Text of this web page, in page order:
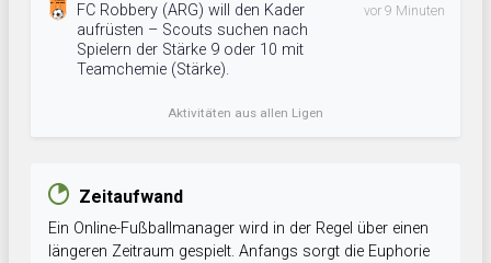
FC Robbery (ARG) will den Kader
aufrüsten – Scouts suchen nach
Spielern der Stärke 9 oder 10 mit
Teamchemie (Stärke).
vor 9 Minuten
Aktivitäten aus allen Ligen
Zeitaufwand
Ein Online-Fußballmanager wird in der Regel über einen
längeren Zeitraum gespielt. Anfangs sorgt die Euphorie